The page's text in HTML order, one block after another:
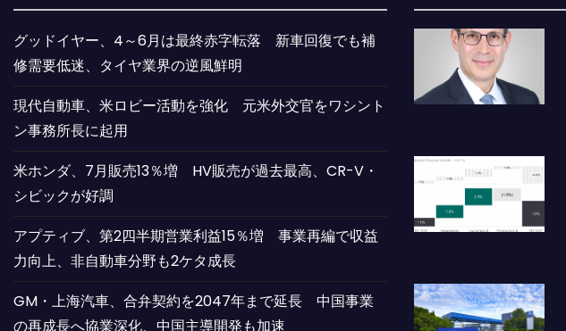
グッドイヤー、4～6月は最終赤字転落 新車回復でも補
修需要低迷、タイヤ業界の逆風鮮明
現代自動車、米ロビー活動を強化 元米外交官をワシント
ン事務所長に起用
米ホンダ、7月販売13％増 HV販売が過去最高、CR-V・
シビックが好調
アプティブ、第2四半期営業利益15％増 事業再編で収益
力向上、非自動車分野も2ケタ成長
GM・上海汽車、合弁契約を2047年まで延長 中国事業
の再成長へ協業深化、中国主導開発も加速